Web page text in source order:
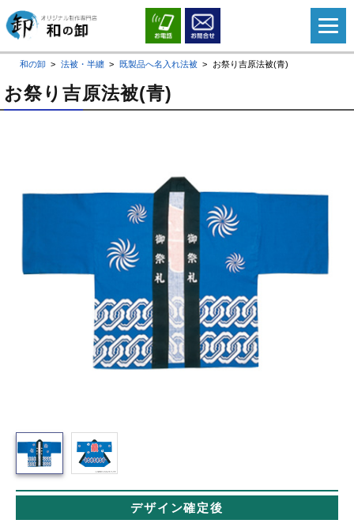
和の卸 法被・半纏 既製品へ名入れ法被 お祭り吉原法被(青)
お祭り吉原法被(青)
デザイン確定後